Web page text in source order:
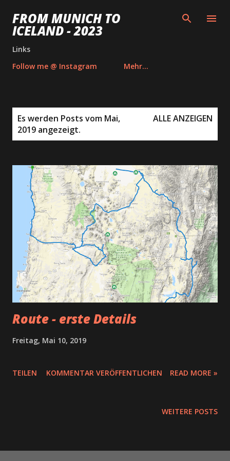
Direkt zum Hauptbereich
FROM MUNICH TO
ICELAND - 2023
Links
Follow me @ Instagram
Mehr…
Es werden Posts vom Mai,
2019 angezeigt.
ALLE ANZEIGEN
Route - erste Details
Freitag, Mai 10, 2019
TEILEN KOMMENTAR VERÖFFENTLICHEN READ MORE »
WEITERE POSTS